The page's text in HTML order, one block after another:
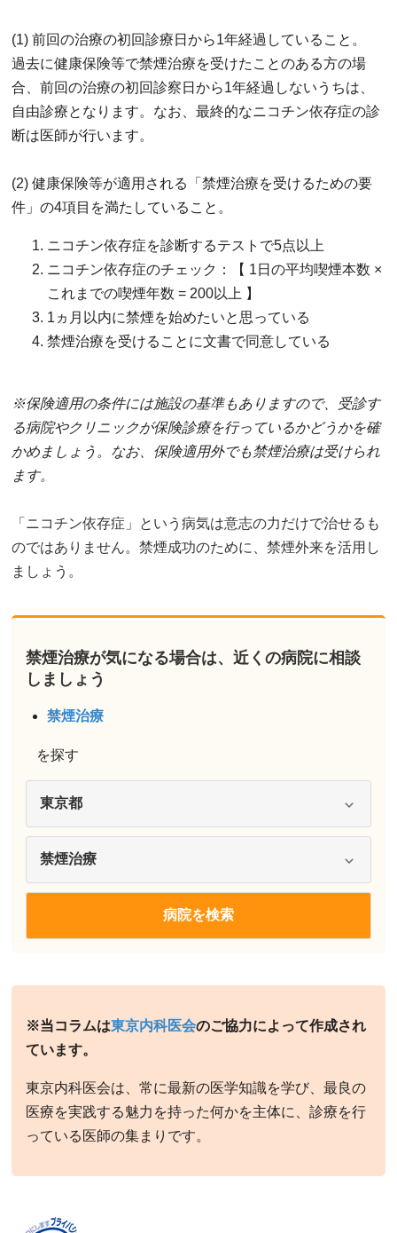
(1) 前回の治療の初回診療日から1年経過していること。
過去に健康保険等で禁煙治療を受けたことのある方の場
合、前回の治療の初回診察日から1年経過しないうちは、
自由診療となります。なお、最終的なニコチン依存症の診
断は医師が行います。
(2) 健康保険等が適用される「禁煙治療を受けるための要
件」の4項目を満たしていること。
ニコチン依存症を診断するテストで5点以上
ニコチン依存症のチェック：【 1日の平均喫煙本数 ×
これまでの喫煙年数 = 200以上 】
1ヵ月以内に禁煙を始めたいと思っている
禁煙治療を受けることに文書で同意している
※保険適用の条件には施設の基準もありますので、受診す
る病院やクリニックが保険診療を行っているかどうかを確
かめましょう。なお、保険適用外でも禁煙治療は受けられ
ます。
「ニコチン依存症」という病気は意志の力だけで治せるも
のではありません。禁煙成功のために、禁煙外来を活用し
ましょう。
禁煙治療が気になる場合は、近くの病院に相談
しましょう
禁煙治療
を探す
※当コラムは東京内科医会のご協力によって作成され
ています。
東京内科医会は、常に最新の医学知識を学び、最良の
医療を実践する魅力を持った何かを主体に、診療を行
っている医師の集まりです。